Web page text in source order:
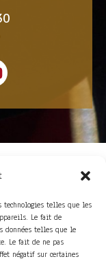
telles que les
Le fait de
données telles que le
Le fait de ne pas
négatif sur certaines